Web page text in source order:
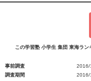
この学習塾 小学生 集団 東海ラン
事前調査
2016/
調査期間
2016/